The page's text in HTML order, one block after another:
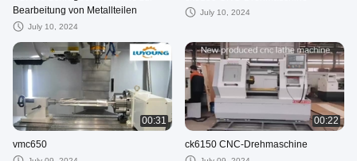
Bearbeitung von Metallteilen
July 10, 2024
July 10, 2024
00:31
vmc650
00:22
ck6150 CNC-Drehmaschine